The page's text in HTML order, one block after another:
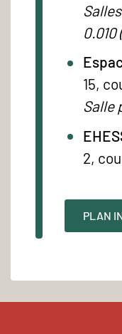
0.010
15,
Salle
2,
PLAN